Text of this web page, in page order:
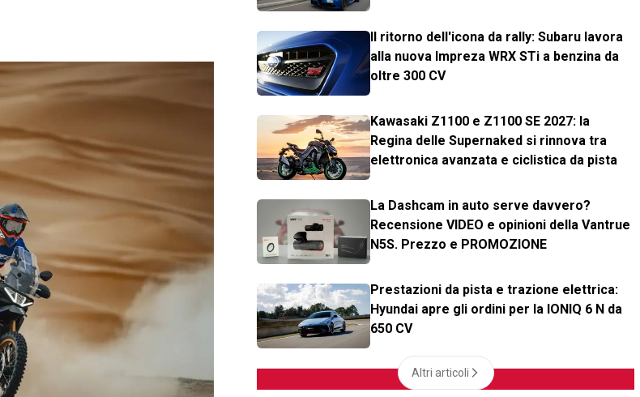
Il ritorno dell'icona da rally: Subaru lavora
alla nuova Impreza WRX STi a benzina da
oltre 300 CV
Kawasaki Z1100 e Z1100 SE 2027: la
Regina delle Supernaked si rinnova tra
elettronica avanzata e ciclistica da pista
La Dashcam in auto serve davvero?
Recensione VIDEO e opinioni della Vantrue
N5S. Prezzo e PROMOZIONE
Prestazioni da pista e trazione elettrica:
Hyundai apre gli ordini per la IONIQ 6 N da
650 CV
Altri articoli